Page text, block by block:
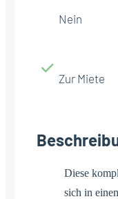
Nein
Zur Miete
Diese
sich in